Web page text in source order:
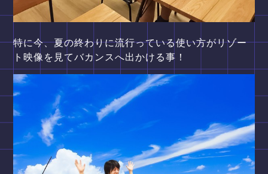
特に今、夏の終わりに流行っている使い方がリゾー
ト映像を見てバカンスへ出かける事！